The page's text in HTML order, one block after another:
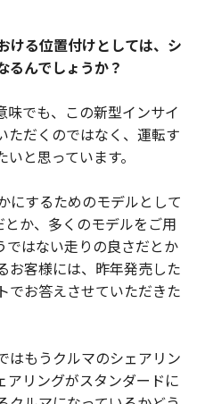
る位置付けとしては、シ
るんでしょうか？
味でも、この新型インサイ
ただくのではなく、運転す
と思っています。
にするためのモデルとして
か、多くのモデルをご用
ではない走りの良さだとか
お客様には、昨年発売した
でお答えさせていただきた
はもうクルマのシェアリン
アリングがスタンダードに